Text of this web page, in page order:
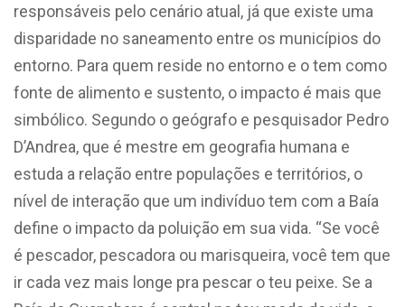
responsáveis pelo cenário atual, já que existe uma
disparidade no saneamento entre os municípios do
entorno. Para quem reside no entorno e o tem como
fonte de alimento e sustento, o impacto é mais que
simbólico. Segundo o geógrafo e pesquisador Pedro
D’Andrea, que é mestre em geografia humana e
estuda a relação entre populações e territórios, o
nível de interação que um indivíduo tem com a Baía
define o impacto da poluição em sua vida. “Se você
é pescador, pescadora ou marisqueira, você tem que
ir cada vez mais longe pra pescar o teu peixe. Se a